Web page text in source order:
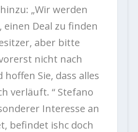
„Wir werden
einen Deal zu finden
aber bitte
nicht nach
hoffen Sie, dass alles
verläuft. “ Stefano
Interesse an
befindet ishc doch